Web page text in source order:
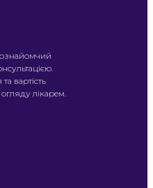
ознайомчий
вартість
лікарем.